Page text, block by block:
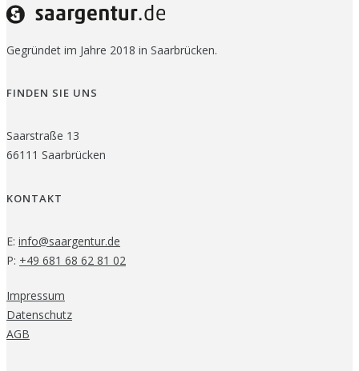
Gegründet im Jahre 2018 in Saarbrücken.
FINDEN SIE UNS
Saarstraße 13
66111 Saarbrücken
KONTAKT
E: info@saargentur.de
P: +49 681 68 62 81 02
Impressum
Datenschutz
AGB